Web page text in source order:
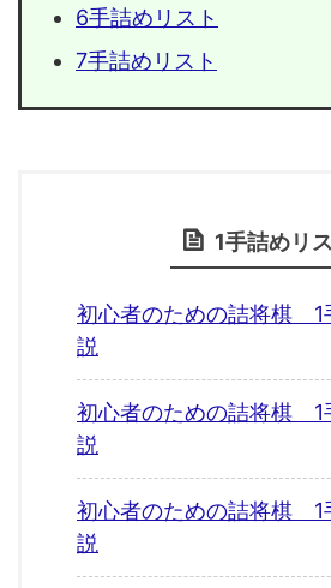
6手詰めリスト
7手詰めリスト
1手詰めリ
初心者のための詰将棋
説
初心者のための詰将棋
説
初心者のための詰将棋
説